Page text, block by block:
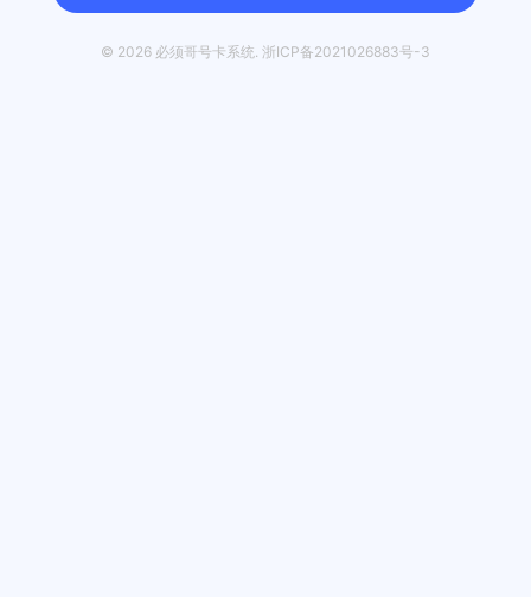
© 2026 必须哥号卡系统. 浙ICP备2021026883号-3